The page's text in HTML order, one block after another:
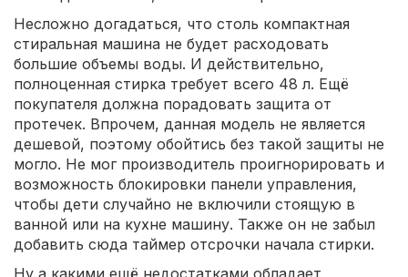
Несложно догадаться, что столь компактная
стиральная машина не будет расходовать
большие объемы воды. И действительно,
полноценная стирка требует всего 48 л. Ещё
покупателя должна порадовать защита от
протечек. Впрочем, данная модель не является
дешевой, поэтому обойтись без такой защиты не
могло. Не мог производитель проигнорировать и
возможность блокировки панели управления,
чтобы дети случайно не включили стоящую в
ванной или на кухне машину. Также он не забыл
добавить сюда таймер отсрочки начала стирки.